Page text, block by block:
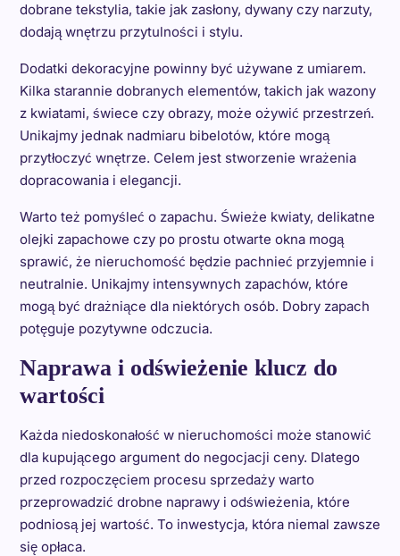
dobrane tekstylia, takie jak zasłony, dywany czy narzuty,
dodają wnętrzu przytulności i stylu.
Dodatki dekoracyjne powinny być używane z umiarem.
Kilka starannie dobranych elementów, takich jak wazony
z kwiatami, świece czy obrazy, może ożywić przestrzeń.
Unikajmy jednak nadmiaru bibelotów, które mogą
przytłoczyć wnętrze. Celem jest stworzenie wrażenia
dopracowania i elegancji.
Warto też pomyśleć o zapachu. Świeże kwiaty, delikatne
olejki zapachowe czy po prostu otwarte okna mogą
sprawić, że nieruchomość będzie pachnieć przyjemnie i
neutralnie. Unikajmy intensywnych zapachów, które
mogą być drażniące dla niektórych osób. Dobry zapach
potęguje pozytywne odczucia.
Naprawa i odświeżenie klucz do
wartości
Każda niedoskonałość w nieruchomości może stanowić
dla kupującego argument do negocjacji ceny. Dlatego
przed rozpoczęciem procesu sprzedaży warto
przeprowadzić drobne naprawy i odświeżenia, które
podniosą jej wartość. To inwestycja, która niemal zawsze
się opłaca.